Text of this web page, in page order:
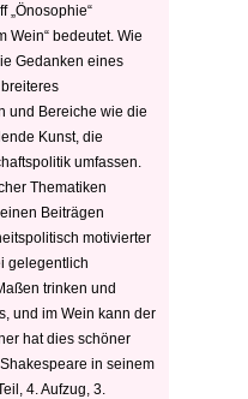
„Önosophie“
Wein“ bedeutet. Wie
Gedanken eines
und Bereiche wie die
Kunst, die
umfassen.
Thematiken
Beiträgen
motivierter
gelegentlich
trinken und
und im Wein kann der
hat dies schöner
in seinem
4. Aufzug, 3.